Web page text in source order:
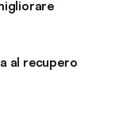
al recupero